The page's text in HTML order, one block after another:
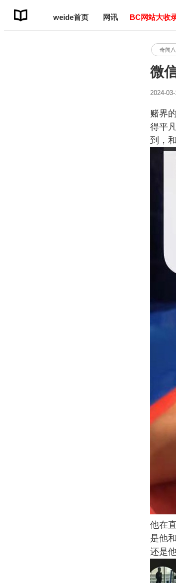
weide首页 网讯 BC网站大收
奇闻
微
2024-
赌界
得平
到，
他在
是他
还是